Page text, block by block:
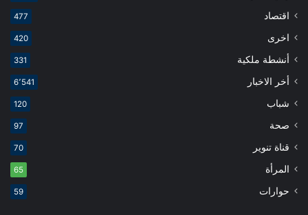
اقتصاد 477
اخرى 420
أنشطة ملكية 331
أخر الاخبار 6٬541
شباب 120
صحة 97
قناة تنوير 70
المرأة 65
حوارات 59